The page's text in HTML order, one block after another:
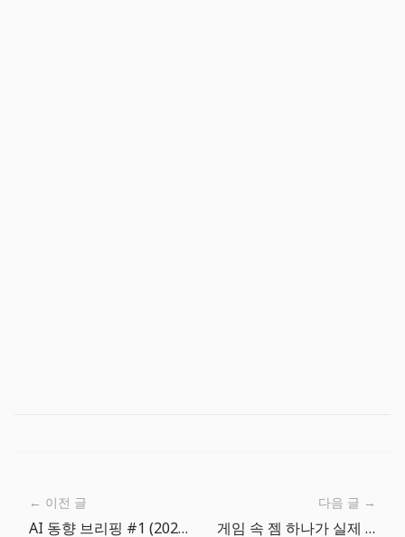
← 이전 글
AI 동향 브리핑 #1 (2026년 2월 3주차): 모델 성능 경쟁에서 운영 경쟁으로
다음 글 →
게임 속 젬 하나가 실제 결제로 이어졌을 때